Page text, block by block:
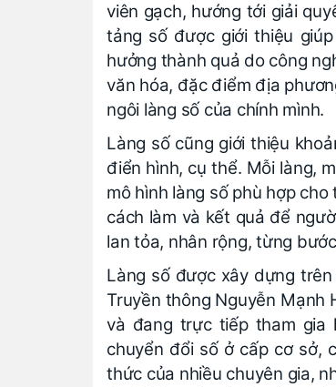
viên gạch, hướng tới giải
tảng số được giới thiệu
hưởng thành quả do công
văn hóa, đặc điểm địa
ngôi làng số của chính mình.
Làng số cũng giới thiệu
điển hình, cụ thể. Mỗi làng,
mô hình làng số phù hợp
cách làm và kết quả để
lan tỏa, nhân rộng, từng
Làng số được xây dựng
Truyền thông Nguyễn Mạnh
và đang trực tiếp tham gia
chuyển đổi số ở cấp cơ sở,
thức của nhiều chuyên gia,